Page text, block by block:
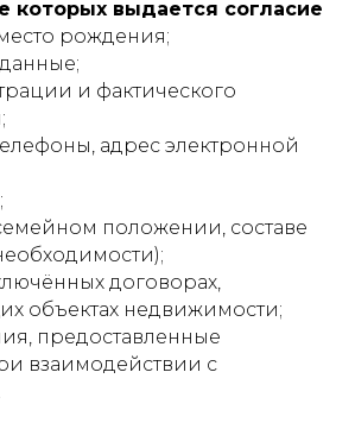
которых выдается согласие
рождения;
и фактического
адрес электронной
положении, составе
договорах,
объектах недвижимости;
предоставленные
взаимодействии с